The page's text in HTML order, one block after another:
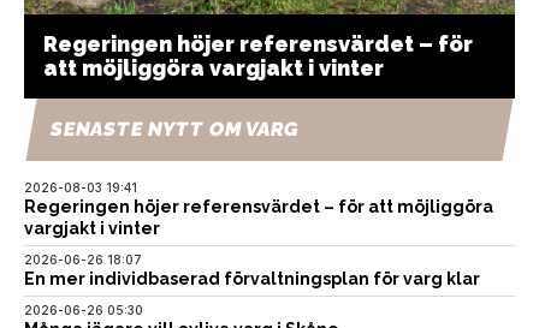
Regeringen höjer referensvärdet – för
att möjliggöra vargjakt i vinter
SENASTE NYTT OM VARG
2026-08-03 19:41
Regeringen höjer referensvärdet – för att möjliggöra
vargjakt i vinter
2026-06-26 18:07
En mer individbaserad förvaltningsplan för varg klar
2026-06-26 05:30